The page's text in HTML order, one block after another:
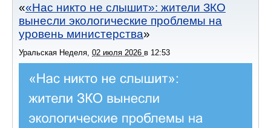
«Нас никто не слышит»: жители ЗКО
вынесли экологические проблемы на
уровень министерства
Уральская Неделя 02 июля 2026 в 12:53